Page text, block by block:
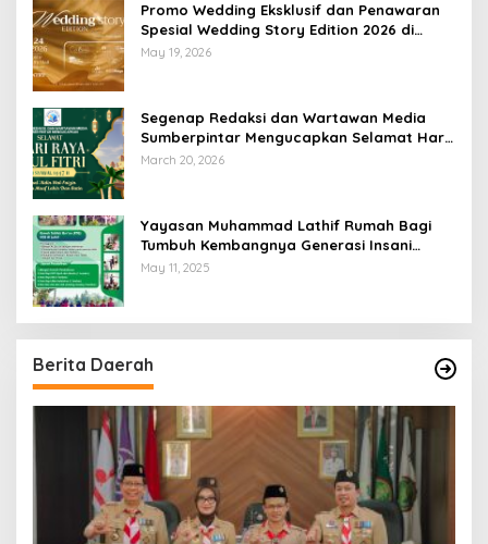
Promo Wedding Eksklusif dan Penawaran
Spesial Wedding Story Edition 2026 di
Swiss-Belhotel Lampung
May 19, 2026
Segenap Redaksi dan Wartawan Media
Sumberpintar Mengucapkan Selamat Hari
Raya Idul Fitri 1447 Hijriyah / 2026 M
March 20, 2026
Yayasan Muhammad Lathif Rumah Bagi
Tumbuh Kembangnya Generasi Insani
Cerdas dan Berkarakter
May 11, 2025
Berita Daerah